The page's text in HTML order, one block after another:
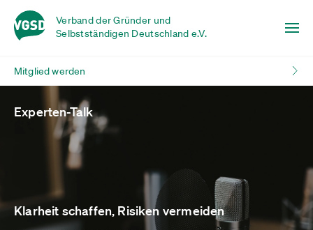
Verband der Gründer und
Selbstständigen Deutschland e.V.
Mitglied werden
Experten-Talk
Klarheit schaffen, Risiken vermeiden